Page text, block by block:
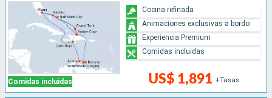
Comidas incluidas US$ 1,891 +Tasas
Cocina refinada
Animaciones exclusivas a bordo
Experiencia Premium
Comidas incluidas